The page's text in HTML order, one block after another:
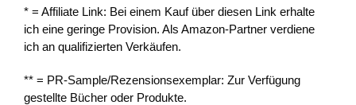
* = Affiliate Link: Bei einem Kauf über diesen Link erhalte
ich eine geringe Provision. Als Amazon-Partner verdiene
ich an qualifizierten Verkäufen.
** = PR-Sample/Rezensionsexemplar: Zur Verfügung
gestellte Bücher oder Produkte.